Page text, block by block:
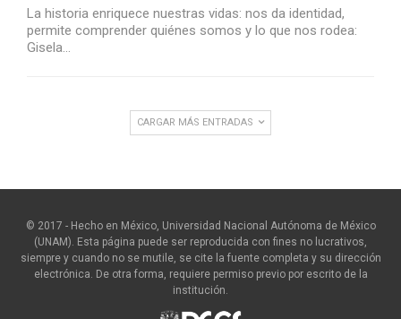
La historia enriquece nuestras vidas: nos da identidad,
permite comprender quiénes somos y lo que nos rodea:
Gisela…
CARGAR MÁS ENTRADAS
© 2017 - Hecho en México, Universidad Nacional Autónoma de México
(UNAM). Esta página puede ser reproducida con fines no lucrativos,
siempre y cuando no se mutile, se cite la fuente completa y su dirección
electrónica. De otra forma, requiere permiso previo por escrito de la
institución.